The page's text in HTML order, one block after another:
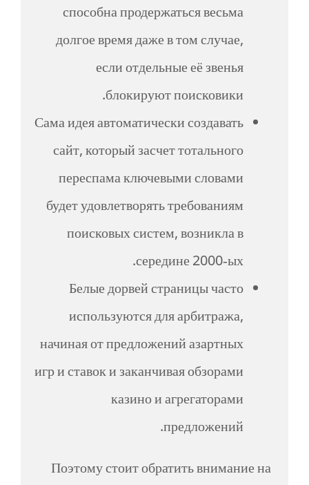
способна продержаться весьма
долгое время даже в том случае,
если отдельные её звенья
блокируют поисковики.
Сама идея автоматически создавать
сайт, который засчет тотального
переспама ключевыми словами
будет удовлетворять требованиям
поисковых систем, возникла в
середине 2000-ых.
Белые дорвей страницы часто
используются для арбитража,
начиная от предложений азартных
игр и ставок и заканчивая обзорами
казино и агрегаторами
предложений.
Поэтому стоит обратить внимание на